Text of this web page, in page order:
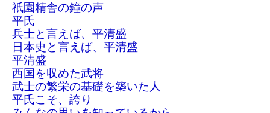
祇園精舎の鐘の声
平氏
兵士と言えば、平清盛
日本史と言えば、平清盛
平清盛
西国を収めた武将
武士の繁栄の基礎を築いた人
平氏こそ、誇り